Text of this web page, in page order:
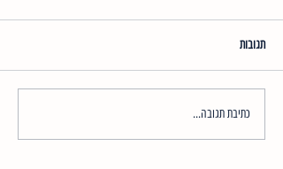
הבהרת פיגמנטציה עם 2080
תגובות
כתיבת תגובה...